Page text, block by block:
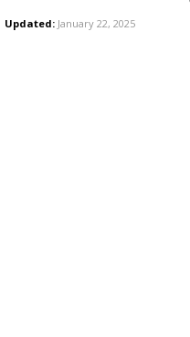
Updated: January 22, 2025